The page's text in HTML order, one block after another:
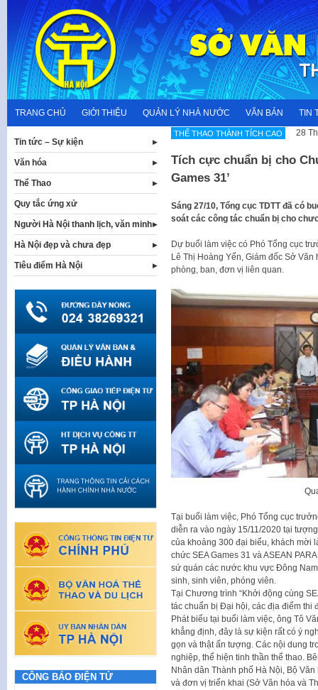
content
TRANG CHỦ GIỚI THIỆU QUẢN LÝ NHÀ NƯỚC VĂN BẢN TIN
THẾ THAO THÀNH TÍCH CAO 28
Tích cực chuẩn bị cho
Games 31’
Sáng 27/10, Tổng cục TDTT đã có
soát các công tác chuẩn bị cho
Dự buổi làm việc có Phó Tổng cục
Lê Thị Hoàng Yến, Giám đốc Sở
phòng, ban, đơn vị liên quan.
Tại buổi làm việc, Phó Tổng cục
diễn ra vào ngày 15/11/2020 tại
của khoảng 300 đại biểu, khách mời
chức SEA Games 31 và ASEAN
sứ quán các nước khu vực Đông
sinh, sinh viên, phóng viên.
Tại Chương trình “Khởi động cùng
tác chuẩn bị Đại hội, các địa điểm thi
Phát biểu tại buổi làm việc, ông Tô
khẳng định, đây là sự kiện rất có ý
gọn và thật ấn tượng. Các nội dung
nghiệp, thể hiện tinh thần thể thao.
Nhân dân Thành phố Hà Nội, Bộ
và đơn vị triển khai (Sở Văn hóa và
Tin tức – Sự kiện
Văn hóa
Thể Thao
Quy tắc ứng xử
Người Hà Nội thanh lịch, văn minh
Hà Nội đẹp và chưa đẹp
Tiêu điểm Hà Nội
CÔNG BÁO ĐIỆN TỬ